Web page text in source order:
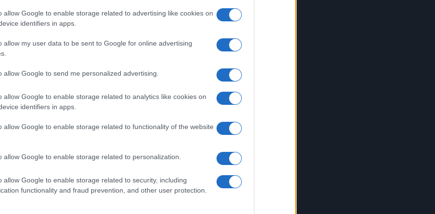
allow Google to enable storage related to advertising like cookies on
identifiers in apps.
allow my user data to be sent to Google for online advertising
allow Google to send me personalized advertising.
allow Google to enable storage related to analytics like cookies on
identifiers in apps.
allow Google to enable storage related to functionality of the website
allow Google to enable storage related to personalization.
allow Google to enable storage related to security, including
functionality and fraud prevention, and other user protection.
le
perso tutto con la malattia, ma
il dolore mi ha donato tanto”
chi ha vandalizzato l’autovelox. La notizia ha
ma anche delle istituzioni locali, in seguito agli atti di
‘Fleximan’, i cui membri danneggiano e vandalizzano
investite da un’auto mentre erano nel passeggino. La
Gesù di Roma per ricevere cure mediche.